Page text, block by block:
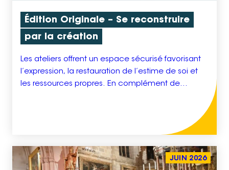
Édition Originale – Se reconstruire
par la création
Les ateliers offrent un espace sécurisé favorisant
l’expression, la restauration de l’estime de soi et
les ressources propres. En complément de
résilience et de réappropriation de soi. Porté par
l’association 4A, « Édition Originale » est un cycle
[…]
JUIN 2026